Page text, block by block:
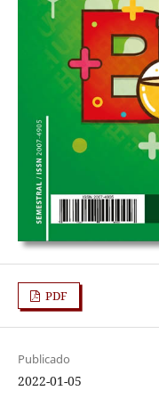
PDF
Publicado
2022-01-05